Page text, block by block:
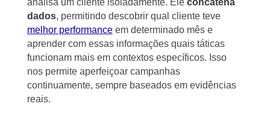
analisa um cliente isoladamente. Ele concatena
dados, permitindo descobrir qual cliente teve
melhor performanceem determinado mês e
aprender com essas informações quais táticas
funcionam mais em contextos específicos. Isso
nos permite aperfeiçoar campanhas
continuamente, sempre baseados em evidências
reais.